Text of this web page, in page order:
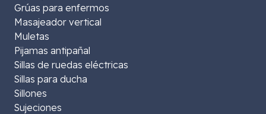
Grúas para enfermos
Masajeador vertical
Muletas
Pijamas antipañal
Sillas de ruedas eléctricas
Sillas para ducha
Sillones
Sujeciones